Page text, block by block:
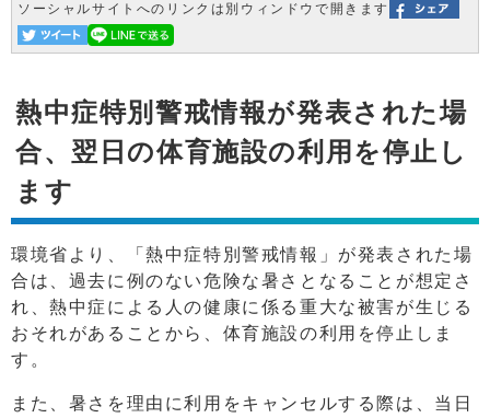
ソーシャルサイトへのリンクは別ウィンドウで開きます
熱中症特別警戒情報が発表された場
合、翌日の体育施設の利用を停止し
ます
環境省より、「熱中症特別警戒情報」が発表された場
合は、過去に例のない危険な暑さとなることが想定さ
れ、熱中症による人の健康に係る重大な被害が生じる
おそれがあることから、体育施設の利用を停止しま
す。
また、暑さを理由に利用をキャンセルする際は、当日